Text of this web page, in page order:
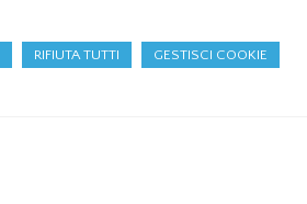
RIFIUTA TUTTI GESTISCI COOKIE